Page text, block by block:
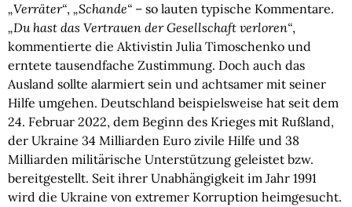
„Verräter“, „Schande“ – so lauten typische Kommentare.
„Du hast das Vertrauen der Gesellschaft verloren“,
kommentierte die Aktivistin Julia Timoschenko und
erntete tausendfache Zustimmung. Doch auch das
Ausland sollte alarmiert sein und achtsamer mit seiner
Hilfe umgehen. Deutschland beispielsweise hat seit dem
24. Februar 2022, dem Beginn des Krieges mit Rußland,
der Ukraine 34 Milliarden Euro zivile Hilfe und 38
Milliarden militärische Unterstützung geleistet bzw.
bereitgestellt. Seit ihrer Unabhängigkeit im Jahr 1991
wird die Ukraine von extremer Korruption heimgesucht.